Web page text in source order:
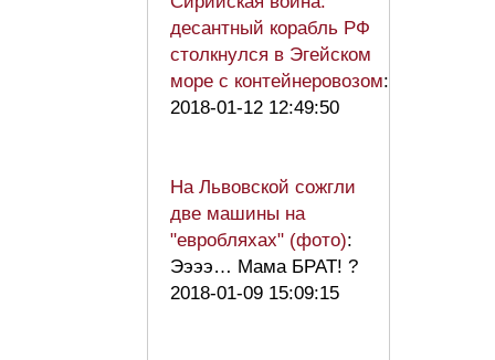
десантный корабль РФ
столкнулся в Эгейском
море с контейнеровозом:
2018-01-12 12:49:50
На Львовской сожгли
две машины на
"евробляхах" (фото):
Ээээ… Мама БРАТ! ?
2018-01-09 15:09:15